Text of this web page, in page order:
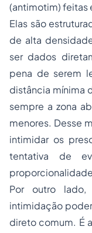
(antimotim) feitas
Elas são
de alta
ser dados
pena de serem
distância mínima
sempre a zona
menores. Desse
intimidar os
tentativa de
Por outro
intimidação
direto comum. É